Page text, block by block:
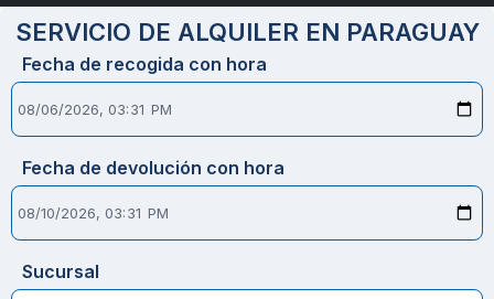
SERVICIO DE ALQUILER EN PARAGUAY
Fecha de recogida con hora
Fecha de devolución con hora
Sucursal